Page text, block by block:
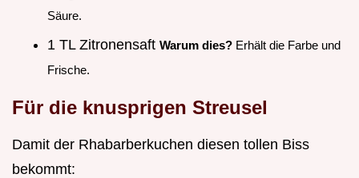
Säure.
1 TL Zitronensaft Warum dies? Erhält die Farbe und
Frische.
Für die knusprigen Streusel
Damit der Rhabarberkuchen diesen tollen Biss
bekommt: